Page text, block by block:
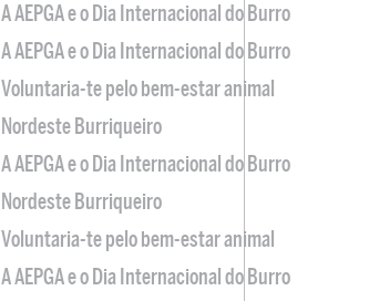
A AEPGA e o Dia Internacional do Burro
A AEPGA e o Dia Internacional do Burro
Voluntaria-te pelo bem-estar animal
Nordeste Burriqueiro
A AEPGA e o Dia Internacional do Burro
Nordeste Burriqueiro
Voluntaria-te pelo bem-estar animal
A AEPGA e o Dia Internacional do Burro